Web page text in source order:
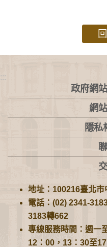
:::
政府網
網
隱私
地址：100216臺北
電話：(02) 2341-
3183轉662
專線服務時間：週一
12：00，13：30至17